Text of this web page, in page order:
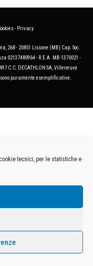
tecnici, per le statistiche e
- Privacy
268 - 20851 Lissone (MB) Cap. Soc.
02137480964 - R.E.A. MB-1370021 -
C.C. DECATHLON SA, Villeneuve
puramente esemplificative.